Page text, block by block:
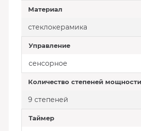
Материал
стеклокерамика
Управление
сенсорное
Количество степеней мощности
9 степеней
Таймер